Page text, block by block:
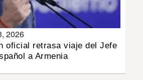
2026
oficial retrasa viaje del Jefe
a Armenia